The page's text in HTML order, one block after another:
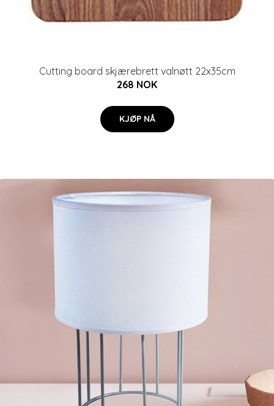
Cutting board skjærebrett valnøtt 22x35cm
268 NOK
KJØP NÅ